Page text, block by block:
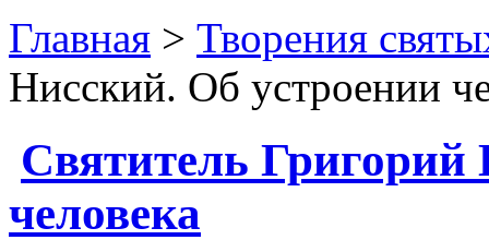
Главная > Творения
Нисский. Об устроении
Святитель
человека